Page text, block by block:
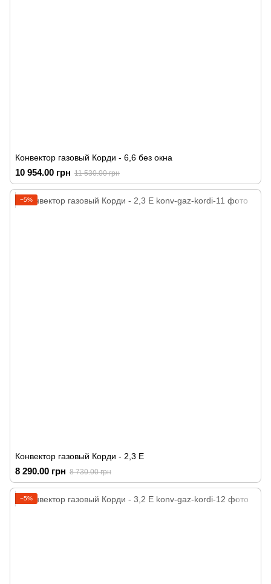
Конвектор газовый Корди - 6,6 без окна
10 954.00 грн 11 530.00 грн
−5%
Конвектор газовый Корди - 2,3 Е
8 290.00 грн 8 730.00 грн
−5%